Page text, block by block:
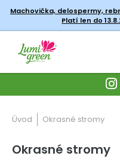
Machovička, delospermy,
Platí len do
Úvod Okrasné stromy
Okrasné stromy